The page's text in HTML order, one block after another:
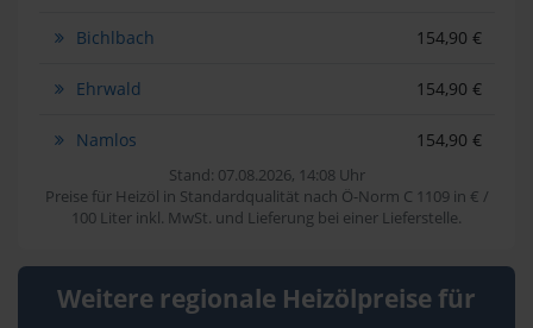
Bichlbach 154,90 €
Ehrwald 154,90 €
Namlos 154,90 €
Stand: 07.08.2026, 14:08 Uhr
Preise für Heizöl in Standardqualität nach Ö-Norm C 1109 in € /
100 Liter inkl. MwSt. und Lieferung bei einer Lieferstelle.
Weitere regionale Heizölpreise für